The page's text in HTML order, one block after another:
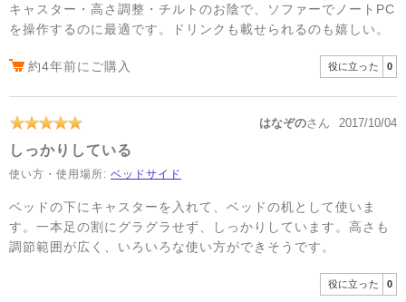
キャスター・高さ調整・チルトのお陰で、ソファーでノートPC
を操作するのに最適です。ドリンクも載せられるのも嬉しい。
約4年前にご購入 役に立った 0
はなぞのさん 2017/10/04
しっかりしている
使い方・使用場所: ベッドサイド
ベッドの下にキャスターを入れて、ベッドの机として使いま
す。一本足の割にグラグラせず、しっかりしています。高さも
調節範囲が広く、いろいろな使い方ができそうです。
役に立った 0